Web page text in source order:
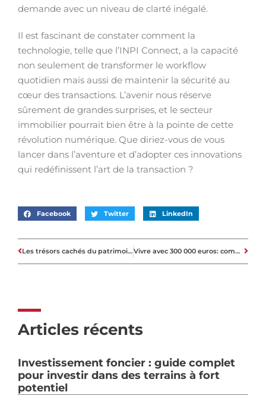
demande avec un niveau de clarté inégalé.
Il est fascinant de constater comment la
technologie, telle que l’INPI Connect, a la capacité
non seulement de transformer le workflow
quotidien mais aussi de maintenir la sécurité au
cœur des transactions. L’avenir nous réserve
sûrement de grandes surprises, et le secteur
immobilier pourrait bien être à la pointe de cette
révolution numérique. Que diriez-vous de vous
lancer dans l’aventure et d’adopter ces innovations
qui redéfinissent l’art de la transaction ?
Facebook Twitter LinkedIn
Les trésors cachés du patrimoine rhônalpin et leur impact sur l’immobilier local Vivre avec 300 000 euros: combien d’années dans l’immobilier?
Articles récents
Investissement foncier : guide complet
pour investir dans des terrains à fort
potentiel